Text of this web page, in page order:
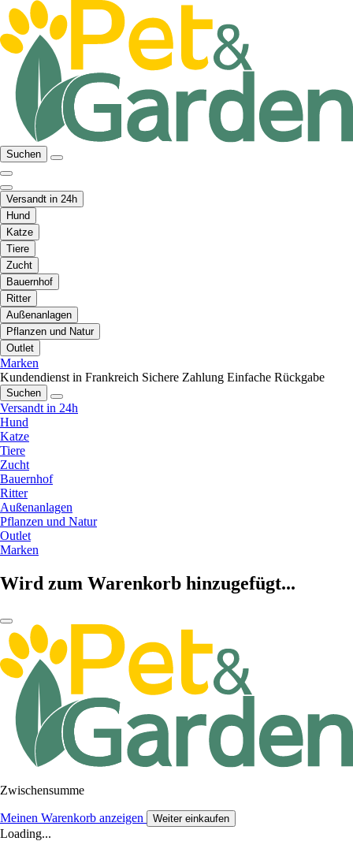
Suchen
Versandt in 24h
Hund
Katze
Tiere
Zucht
Bauernhof
Ritter
Außenanlagen
Pflanzen und Natur
Outlet
Marken
Kundendienst in Frankreich Sichere Zahlung Einfache Rückgabe
Suchen
Versandt in 24h
Hund
Katze
Tiere
Zucht
Bauernhof
Ritter
Außenanlagen
Pflanzen und Natur
Outlet
Marken
Wird zum Warenkorb hinzugefügt...
Zwischensumme
Meinen Warenkorb anzeigen Weiter einkaufen
Loading...